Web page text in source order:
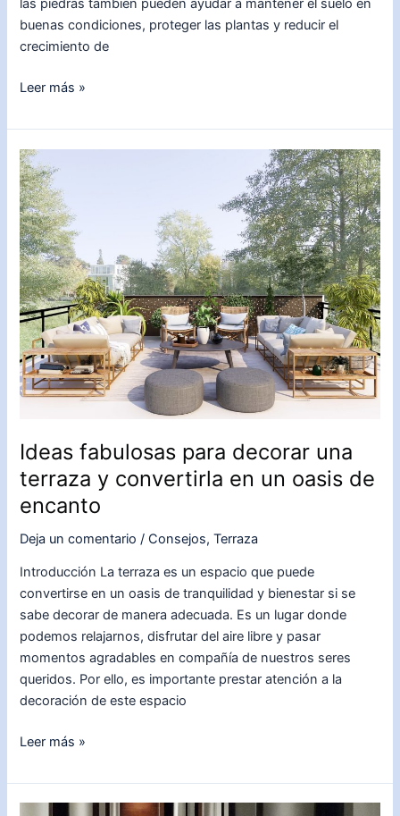
las piedras también pueden ayudar a mantener el suelo en
buenas condiciones, proteger las plantas y reducir el
crecimiento de
Transforma
jardín
con
piedras
decorativas:
Aprende
cómo
ponerlas
paso
a
paso
Leer más »
Ideas fabulosas para decorar una
terraza y convertirla en un oasis de
encanto
Deja un comentario / Consejos,Terraza
Introducción La terraza es un espacio que puede
convertirse en un oasis de tranquilidad y bienestar si se
sabe decorar de manera adecuada. Es un lugar donde
podemos relajarnos, disfrutar del aire libre y pasar
momentos agradables en compañía de nuestros seres
queridos. Por ello, es importante prestar atención a la
decoración de este espacio
Ideas
para
decorar
Leer más »